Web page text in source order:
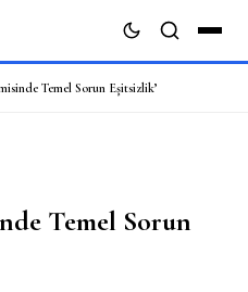
Temel Sorun Eşitsizlik’
Temel Sorun